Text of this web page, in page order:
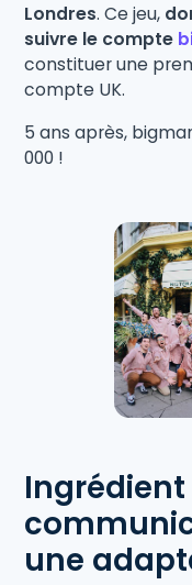
Londres. Ce jeu,
suivre le compte
constituer une
compte UK.
5 ans après,
000 !
Ingrédient
une